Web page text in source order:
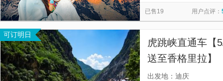
已售19 用户点评：
可订明日
虎跳峡直通车【
送至香格里拉】
的不同出行时间
出发地：迪庆